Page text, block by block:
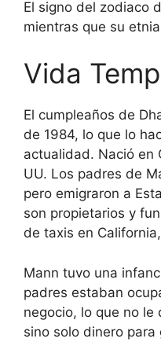
El signo del zodiaco
mientras que su
Vida
El cumpleaños de
de 1984, lo que lo
actualidad. Nació en
UU. Los padres de
pero emigraron a
son propietarios y
de taxis en
Mann tuvo una
padres estaban
negocio, lo que no le
sino solo dinero